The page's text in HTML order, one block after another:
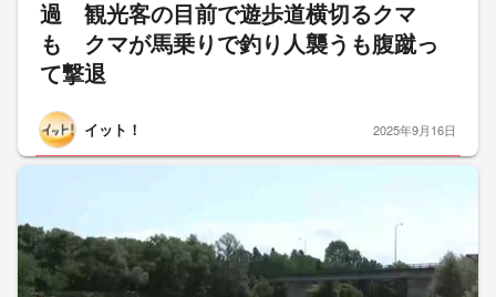
過 観光客の目前で遊歩道横切るクマ
も クマが馬乗りで釣り人襲うも腹蹴っ
て撃退
イット！ 2025年9月16日